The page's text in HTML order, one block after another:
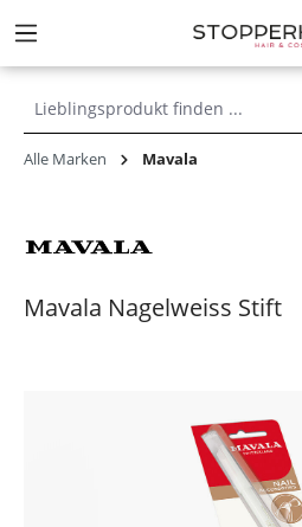
springen
Alle Marken Mavala
Mavala Nagelweiss Stift